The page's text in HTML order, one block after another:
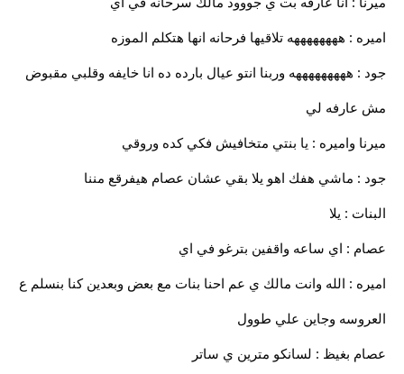
اميره : ههههههههه تلاقيها فرحانه انها هتكلم الموزه
جود : هههههههههه وربنا انتو عيال بارده ده انا خايفه وقلبي مقبوض
مش عارفه لي
ميرنا واميره : يا بنتي متخافيش فكي كده وروقي
جود : ماشي هفك اهو يلا بقي عشان عصام هيفرقع مننا
البنات : يلا
عصام : اي ساعه واقفين بترغو في اي
اميره : الله وانت مالك ي عم احنا بنات مع بعض وبعدين كنا بنسلم ع
العروسه وجاين علي طوول
عصام بغيظ : لسانكو مترين ي ساتر